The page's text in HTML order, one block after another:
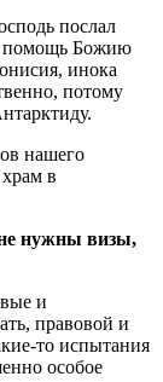
послал
помощь Божию
инока
потому
нашего
в
не нужны визы,
и
правовой и
то испытания
особое